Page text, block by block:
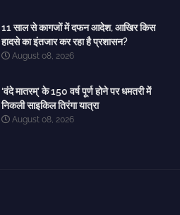
11 साल से कागजों में दफन आदेश, आखिर किस
हादसे का इंतजार कर रहा है प्रशासन?
August 08, 2026
‘वंदे मातरम्’ के 150 वर्ष पूर्ण होने पर धमतरी में
निकली साइकिल तिरंगा यात्रा
August 08, 2026